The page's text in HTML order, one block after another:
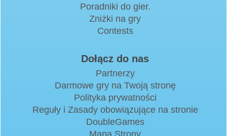
Poradniki do gier.
Zniżki na gry
Contests
Dołącz do nas
Partnerzy
Darmowe gry na Twoją stronę
Polityka prywatności
Reguły i Zasady obowiązujące na stronie
DoubleGames
Mapa Strony